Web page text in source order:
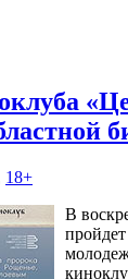
18+
В
пройдет